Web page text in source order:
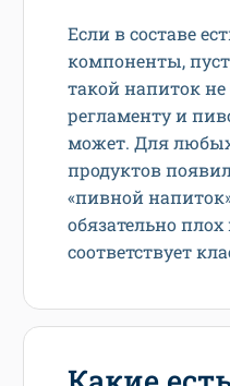
Если в составе
компоненты,
такой напиток не
регламенту и
может. Для
продуктов
«пивной
обязательно плох
соответствует